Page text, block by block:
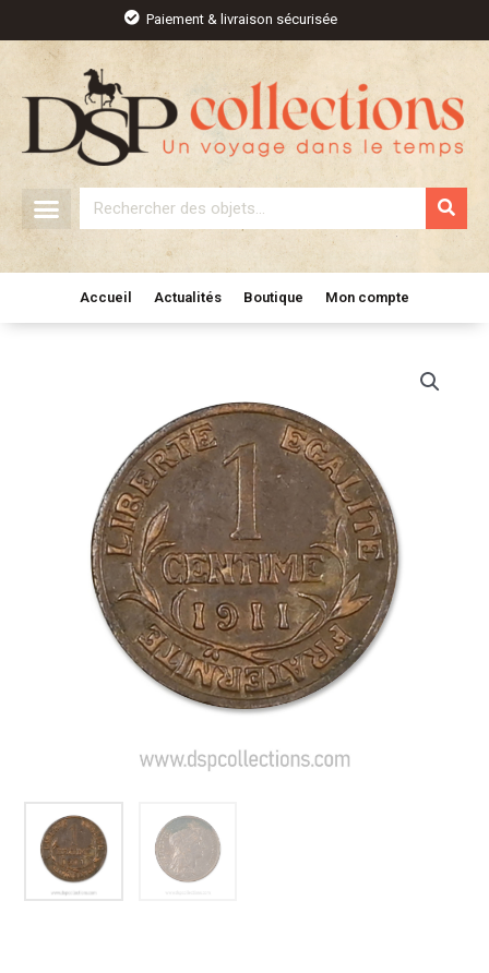
contenu
Paiement & livraison sécurisée
Rechercher
Accueil Actualités Boutique Mon compte